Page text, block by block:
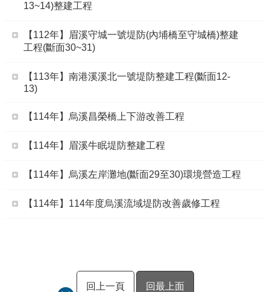
13~14)整建工程
【112年】眉溪守城一號堤防(內埔橋至守城橋)整建
工程(斷面30~31)
【113年】南港溪溪北一號堤防整建工程(斷面12-
13)
【114年】烏溪昌榮橋上下游改善工程
【114年】眉溪牛眠堤防整建工程
【114年】烏溪左岸灘地(斷面29至30)環境營造工程
【114年】114年度烏溪流域堤防改善歲修工程
回上一頁 回最上面